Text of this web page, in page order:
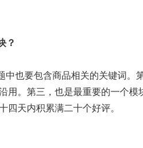
？
中也要包含商品相关的关键词。
用。第三，也是最重要的一个模
四天内积累满二十个好评。